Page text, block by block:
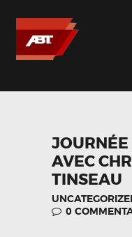
ABT
ABT
AVEC
TINSEAU
0